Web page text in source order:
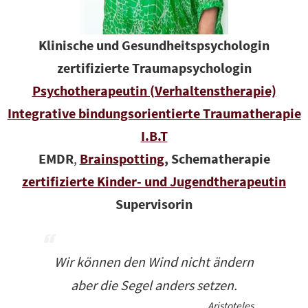
Klinische und Gesundheitspsychologin
zertifizierte Traumapsychologin
Psychotherapeutin (Verhaltenstherapie)
Integrative bindungsorientierte Traumatherapie
I.B.T
EMDR, Brainspotting, Schematherapie
zertifizierte Kinder- und Jugendtherapeutin
Supervisorin
Wir können den Wind nicht ändern
aber die Segel anders setzen.